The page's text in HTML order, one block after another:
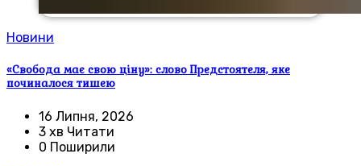
Новини
«Свобода має свою ціну»: слово Предстоятеля, яке
починалося тишею
16 Липня, 2026
3 хв Читати
0 Поширили